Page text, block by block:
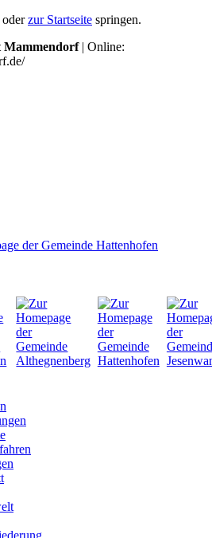
oderzur Startseite springen.
Mammendorf| Online: